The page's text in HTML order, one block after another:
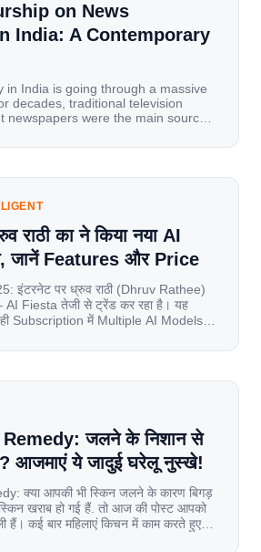
on News
India: A Contemporary
in India is going through a massive
decades, traditional television
newspapers were the main sources
smartphones, and high-speed
first market where consumers
राठी का ने किया नया AI
जानें Features और Price
इंटरनेट पर ध्रुव राठी (Dhruv Rathee)
AI Fiesta तेजी से ट्रेंड कर रहा है। यह
ही Subscription में Multiple AI Models
लॉन्च के तुरंत […]
जलने के निशान से
आजमाएं ये जादुई घरेलू नुस्खे!
क्या आपकी भी स्किन जलने के कारण बिगड़
खराब हो गई हैं. तो आज की पोस्ट आपको
हैं। कई बार महिलाएं किचन में काम करते हुए